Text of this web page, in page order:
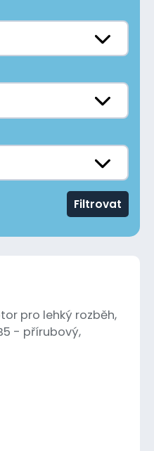
Filtrovat
pro lehký rozběh,
- přírubový,